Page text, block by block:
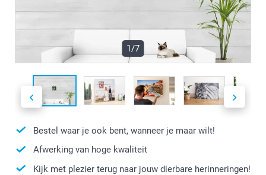
1/7
Bestel waar je ook bent, wanneer je maar wilt!
Afwerking van hoge kwaliteit
Kijk met plezier terug naar jouw dierbare herinneringen!